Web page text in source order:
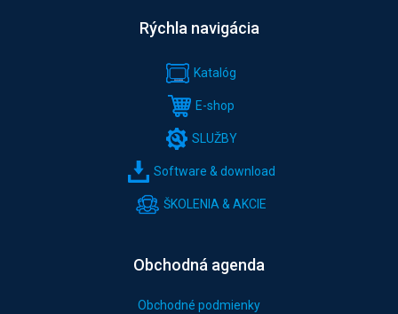
Rýchla navigácia
Katalóg
E-shop
SLUŽBY
Software & download
ŠKOLENIA & AKCIE
Obchodná agenda
Obchodné podmienky